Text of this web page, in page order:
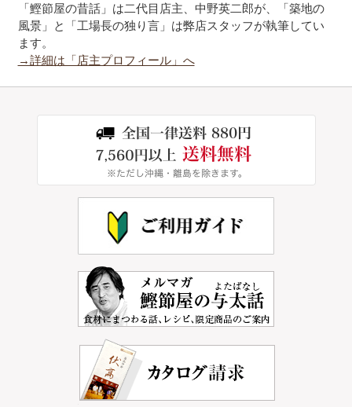
「鰹節屋の昔話」は二代目店主、中野英二郎が、「築地の
風景」と「工場長の独り言」は弊店スタッフが執筆してい
ます。
→詳細は「店主プロフィール」へ